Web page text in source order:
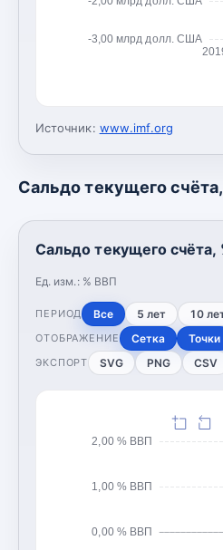
-3,00 млрд долл. США
Источник: www.imf.org
Сальдо текущего
Сальдо текущего счёта,
Ед. изм.: % ВВП
ПЕРИОД Все 5 лет 10
ОТОБРАЖЕНИЕ Сетка Точки
ЭКСПОРТ SVG PNG CSV
0,00 % ВВП
1,00 % ВВП
2,00 % ВВП